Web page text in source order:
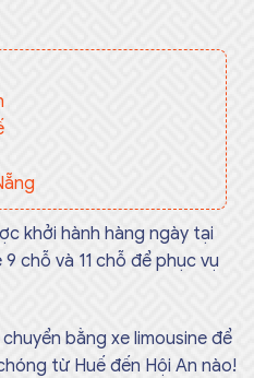
khởi hành hàng ngày tại
chỗ và 11 chỗ để phục vụ
bằng xe limousine để
từ Huế đến Hội An nào!